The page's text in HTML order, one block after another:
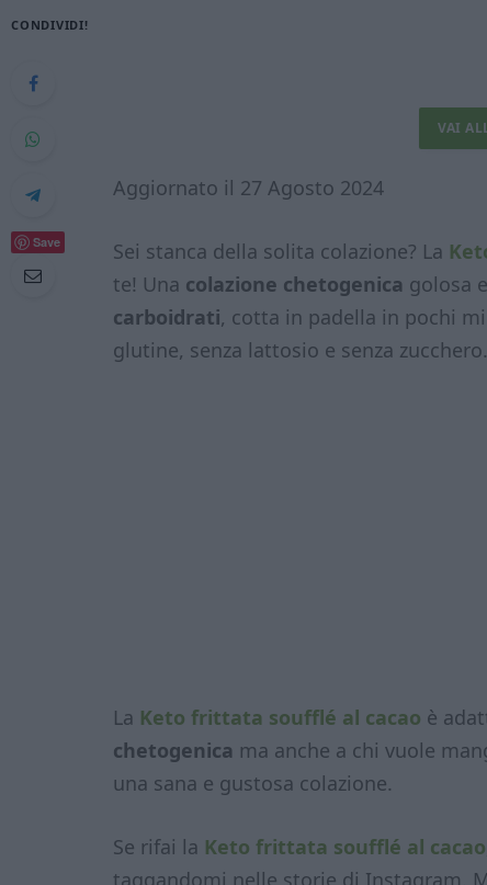
CONDIVIDI!
Save
VAI
Aggiornato il 27 Agosto 2024
Sei stanca della solita colazione? La
te! Una colazione chetogenica golosa
carboidrati, cotta in padella in pochi
glutine, senza lattosio e senza zucchero.
La Keto frittata soufflé al cacao è
chetogenica ma anche a chi vuole
una sana e gustosa colazione.
Se rifai la Keto frittata soufflé al cacao
taggandomi nelle storie di Instagram.